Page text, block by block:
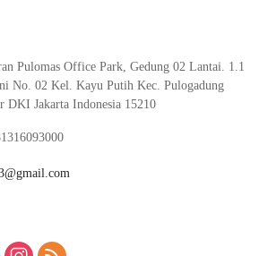
Pulomas Office Park, Gedung 02 Lantai. 1.1
No. 02 Kel. Kayu Putih Kec. Pulogadung
DKI Jakarta Indonesia 15210